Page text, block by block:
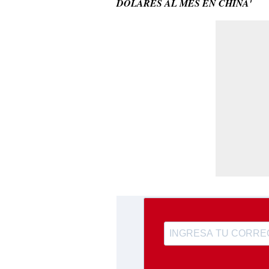
DÓLARES AL MES EN CHINA'